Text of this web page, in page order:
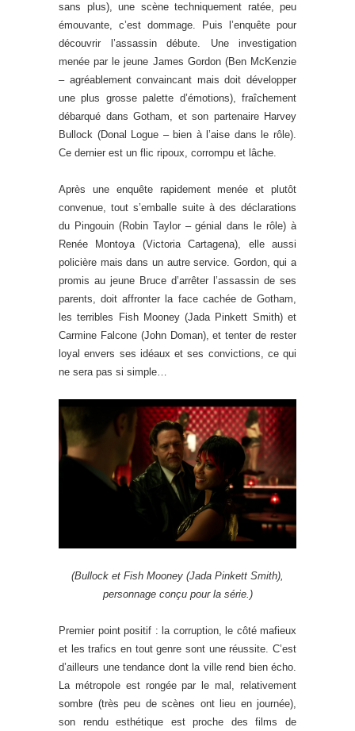
sans plus), une scène techniquement ratée, peu
émouvante, c’est dommage. Puis l’enquête pour
découvrir l’assassin débute. Une investigation
menée par le jeune James Gordon (Ben McKenzie
– agréablement convaincant mais doit développer
une plus grosse palette d’émotions), fraîchement
débarqué dans Gotham, et son partenaire Harvey
Bullock (Donal Logue – bien à l’aise dans le rôle).
Ce dernier est un flic ripoux, corrompu et lâche.
Après une enquête rapidement menée et plutôt
convenue, tout s’emballe suite à des déclarations
du Pingouin (Robin Taylor – génial dans le rôle) à
Renée Montoya (Victoria Cartagena), elle aussi
policière mais dans un autre service. Gordon, qui a
promis au jeune Bruce d’arrêter l’assassin de ses
parents, doit affronter la face cachée de Gotham,
les terribles Fish Mooney (Jada Pinkett Smith) et
Carmine Falcone (John Doman), et tenter de rester
loyal envers ses idéaux et ses convictions, ce qui
ne sera pas si simple…
(Bullock et Fish Mooney (Jada Pinkett Smith),
personnage conçu pour la série.)
Premier point positif : la corruption, le côté mafieux
et les trafics en tout genre sont une réussite. C’est
d’ailleurs une tendance dont la ville rend bien écho.
La métropole est rongée par le mal, relativement
sombre (très peu de scènes ont lieu en journée),
son rendu esthétique est proche des films de